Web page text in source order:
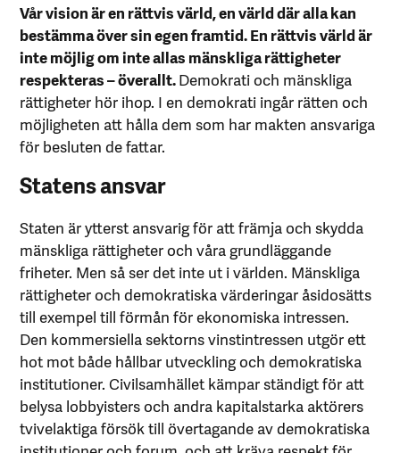
Vår vision är en rättvis värld, en värld där alla kan
bestämma över sin egen framtid. En rättvis värld är
inte möjlig om inte allas mänskliga rättigheter
respekteras – överallt.Demokrati och mänskliga
rättigheter hör ihop. I en demokrati ingår rätten och
möjligheten att hålla dem som har makten ansvariga
för besluten de fattar.
Statens ansvar
Staten är ytterst ansvarig för att främja och skydda
mänskliga rättigheter och våra grundläggande
friheter. Men så ser det inte ut i världen. Mänskliga
rättigheter och demokratiska värderingar åsidosätts
till exempel till förmån för ekonomiska intressen.
Den kommersiella sektorns vinstintressen utgör ett
hot mot både hållbar utveckling och demokratiska
institutioner. Civilsamhället kämpar ständigt för att
belysa lobbyisters och andra kapitalstarka aktörers
tvivelaktiga försök till övertagande av demokratiska